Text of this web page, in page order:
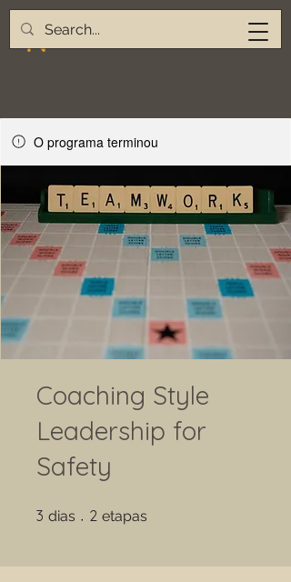
O programa terminou
Coaching Style
Leadership for
Safety
3 dias 3 dias
2 etapas